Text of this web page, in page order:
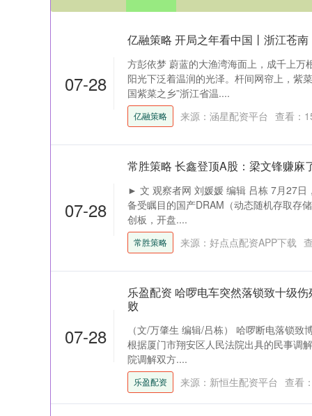
07-28
亿融策略 开局之年看中国丨浙江苍
方彭依梦 蔚蓝的大渔湾海面上，成千上万
阳光下泛着温润的光泽。杆间网帘上，紫
国紫菜之乡”浙江省温....
亿融策略 来源：涵星配资平台 查看：
07-28
常胜策略 长鑫登顶A股：梁文锋赚麻
► 文 观察者网 刘媛媛 编辑 吕栋 7月27日
备受瞩目的国产DRAM（动态随机存取存
创板，开盘....
常胜策略 来源：好点点配资APP下载
07-28
乐盈配资 哈啰电车突然落锁致十级
败
（文/万肇生 编辑/吕栋） 哈啰断电落锁
根据厦门市翔安区人民法院出具的民事调
院调解双方....
乐盈配资 来源：新恒生配资平台 查看
北证50